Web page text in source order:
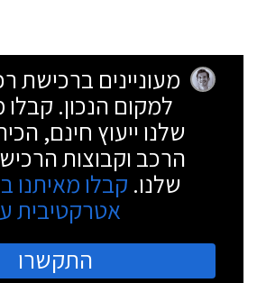
מעוניינים ברכישת
למקום הנכון.
שלנו ייעוץ חינם,
הרכב וקבוצות
שלנו. קבלו מאיתנו
אטרקטיבית
התקשרו